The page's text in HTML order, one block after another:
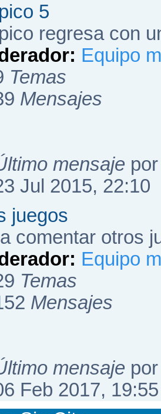
5
regresa con
Equipo
Temas
Mensajes
mensaje
Jul 2015, 22:10
juegos
comentar otros
Equipo
Temas
Mensajes
mensaje
Feb 2017, 19:55